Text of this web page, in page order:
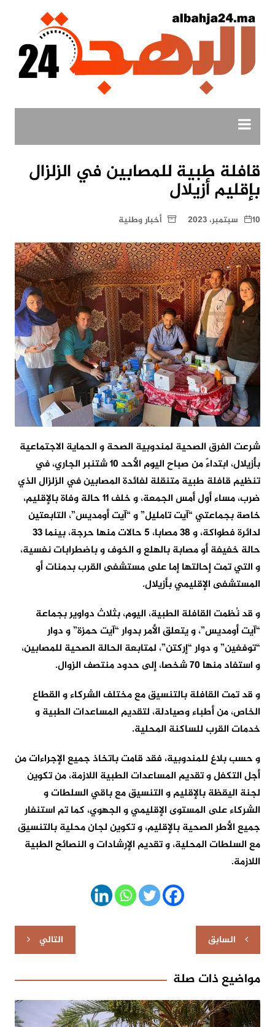
قافلة طبية للمصابين في الزلزال
بإقليم أزيلال
10 سبتمبر، 2023 أخبار وطنية
شرعت الفرق الصحية لمندوبية الصحة و الحماية الاجتماعية
بأزيلال، ابتداءً من صباح اليوم الأحد 10 شتنبر الجاري، في
تنظيم قافلة طبية متنقلة لفائدة المصابين في الزلزال الذي
ضرب، مساء أول أمس الجمعة، و خلف 11 حالة وفاة بالإقليم،
خاصة بجماعتي “آيت تامليل” و “آيت أومديس”، التابعتين
لدائرة فطواكة، و 38 مصابا، 5 حالات منها حرجة، بينما 33
حالة خفيفة أو مصابة بالهلع و الخوف و باضطرابات نفسية،
و التي تمت إحالتها إما على مستشفى القرب بدمنات أو
المستشفى الإقليمي بأزيلال.
و قد نُظمت القافلة الطبية، اليوم، بثلاث دواوير بجماعة
“آيت أومديس”، و يتعلق الأمر بدوار “آيت حمزة” و دوار
“توفغين” و دوار “إركتن”، لمتابعة الحالة الصحية للمصابين،
و استفاد منها 70 شخصا، إلى حدود منتصف الزوال.
و قد تمت القافلة بالتنسيق مع مختلف الشركاء و القطاع
الخاص، من أطباء وصيادلة، لتقديم المساعدات الطبية و
خدمات القرب للساكنة المحلية.
و حسب بلاغ للمندوبية، فقد قامت باتخاذ جميع الإجراءات من
أجل التكفل و تقديم المساعدات الطبية اللازمة، من تكوين
لجنة اليقظة بالإقليم و التنسيق مع باقي السلطات و
الشركاء على المستوى الإقليمي و الجهوي، كما تم استنفار
جميع الأطر الصحية بالإقليم، و تكوين لجان محلية بالتنسيق
مع السلطات المحلية، و تقديم الإرشادات و النصائح الطبية
اللازمة.
تصفّح
المقالات
السابق التالي
مواضيع ذات صلة